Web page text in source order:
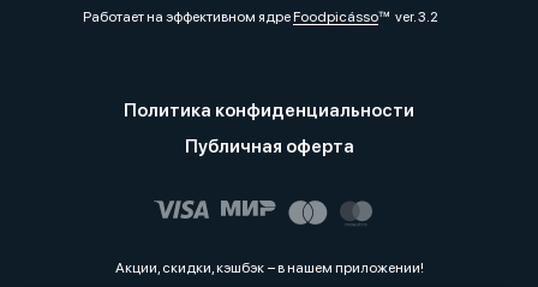
Работает на эффективном ядреFoodpicássover. 3.2
Политика конфиденциальности
Публичная оферта
Акции, скидки, кэшбэк − в нашем приложении!